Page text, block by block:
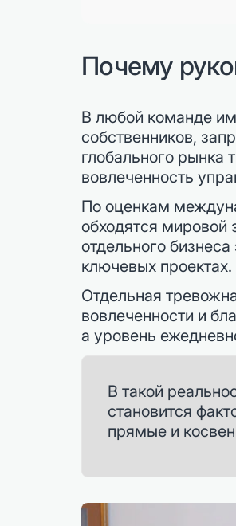
Почему
В любой команде
собственников,
глобального рынка
вовлеченность
По оценкам
обходятся мировой
отдельного
ключевых проектах.
Отдельная
вовлеченности и
а уровень
В такой
становится
прямые и